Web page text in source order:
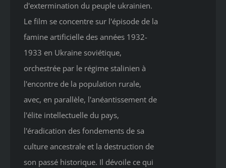
d'extermination du peuple ukrainien.
Le film se concentre sur l'épisode de la
famine artificielle des années 1932-
1933 en Ukraine soviétique,
orchestrée par le régime stalinien à
l'encontre de la population rurale,
avec, en parallèle, l'anéantissement de
l'élite intellectuelle du pays,
l'éradication des fondements de sa
culture ancestrale et la destruction de
son passé historique. Il dévoile ce qui